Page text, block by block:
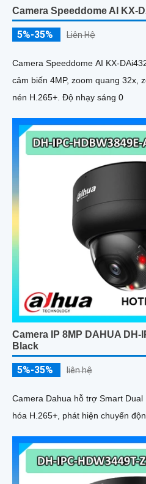
Camera Speeddome AI KX-
5%-35% Liên Hệ
Camera Speeddome AI KX-
cảm biến 4MP, zoom quang 32x,
nén H.265+. Độ nhạy sáng 0
Camera IP 8MP DAHUA DH-
Black
5%-35% liên hệ
Camera Dahua hỗ trợ Smart
hóa H.265+, phát hiện chuyển